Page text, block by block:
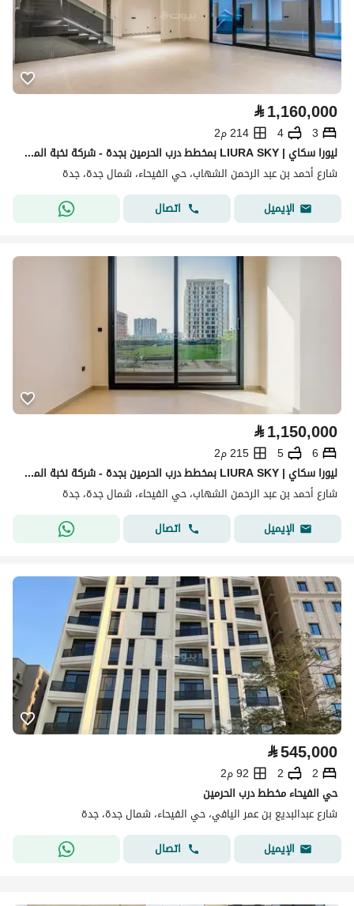
⃁1,160,000
3
4
214 م2
ليورا سكاي | LIURA SKY بمخطط درب الحرمين بجدة - شركة نخبة المباني للتطوير العقاري
شارع أحمد بن عبد الرحمن الشهاب، حي الفيحاء، شمال جدة، جدة
الإيميل
اتصال
⃁1,150,000
6
5
215 م2
ليورا سكاي | LIURA SKY بمخطط درب الحرمين بجدة - شركة نخبة المباني للتطوير العقاري
شارع أحمد بن عبد الرحمن الشهاب، حي الفيحاء، شمال جدة، جدة
الإيميل
اتصال
⃁545,000
2
2
92 م2
حي الفيحاء مخطط درب الحرمين
شارع عبدالبديع بن عمر اليافي، حي الفيحاء، شمال جدة، جدة
الإيميل
اتصال